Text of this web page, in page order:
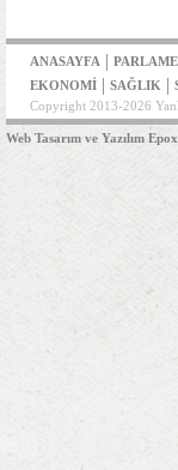
ANASAYFA |
EKONOMİ | SAĞLIK |
Copyright 2013-2026
Web Tasarım ve Yazılım